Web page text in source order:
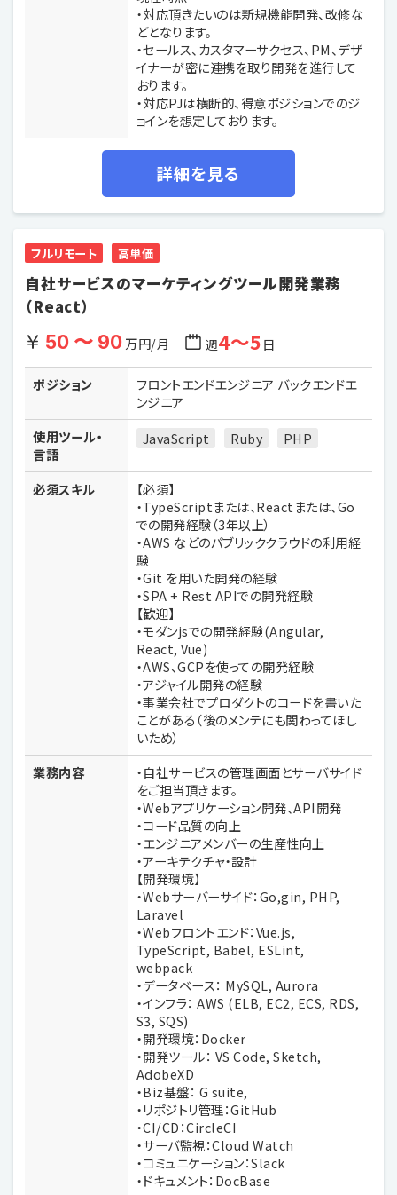
・対応頂きたいのは新規機能開発、改修な
どとなります。
・セールス、カスタマーサクセス、PM、デザ
イナーが密に連携を取り開発を進行して
おります。
・対応PJは横断的、得意ポジションでのジ
ョインを想定しております。
詳細を見る
フルリモート 高単価
自社サービスのマーケティングツール開発業務
（React）
50 〜 90万円/月 週4〜5日
ポジション
フロントエンドエンジニア バックエンドエ
ンジニア
使用ツール・
言語
JavaScript Ruby PHP
必須スキル
【必須】
・TypeScriptまたは、Reactまたは、Go
での開発経験（3年以上）
・AWS などのパブリッククラウドの利用経
験
・Git を用いた開発の経験
・SPA + Rest APIでの開発経験
【歓迎】
・モダンjsでの開発経験(Angular,
React, Vue)
・AWS、GCPを使っての開発経験
・アジャイル開発の経験
・事業会社でプロダクトのコードを書いた
ことがある（後のメンテにも関わってほし
いため）
業務内容
・自社サービスの管理画面とサーバサイド
をご担当頂きます。
・Webアプリケーション開発、API開発
・コード品質の向上
・エンジニアメンバーの生産性向上
・アーキテクチャ・設計
【開発環境】
・Webサーバーサイド：Go,gin, PHP,
Laravel
・Webフロントエンド：Vue.js,
TypeScript, Babel, ESLint,
webpack
・データベース： MySQL, Aurora
・インフラ： AWS (ELB, EC2, ECS, RDS,
S3, SQS)
・開発環境：Docker
・開発ツール： VS Code, Sketch,
AdobeXD
・Biz基盤： G suite,
・リポジトリ管理：GitHub
・CI/CD：CircleCI
・サーバ監視：Cloud Watch
・コミュニケーション：Slack
・ドキュメント：DocBase